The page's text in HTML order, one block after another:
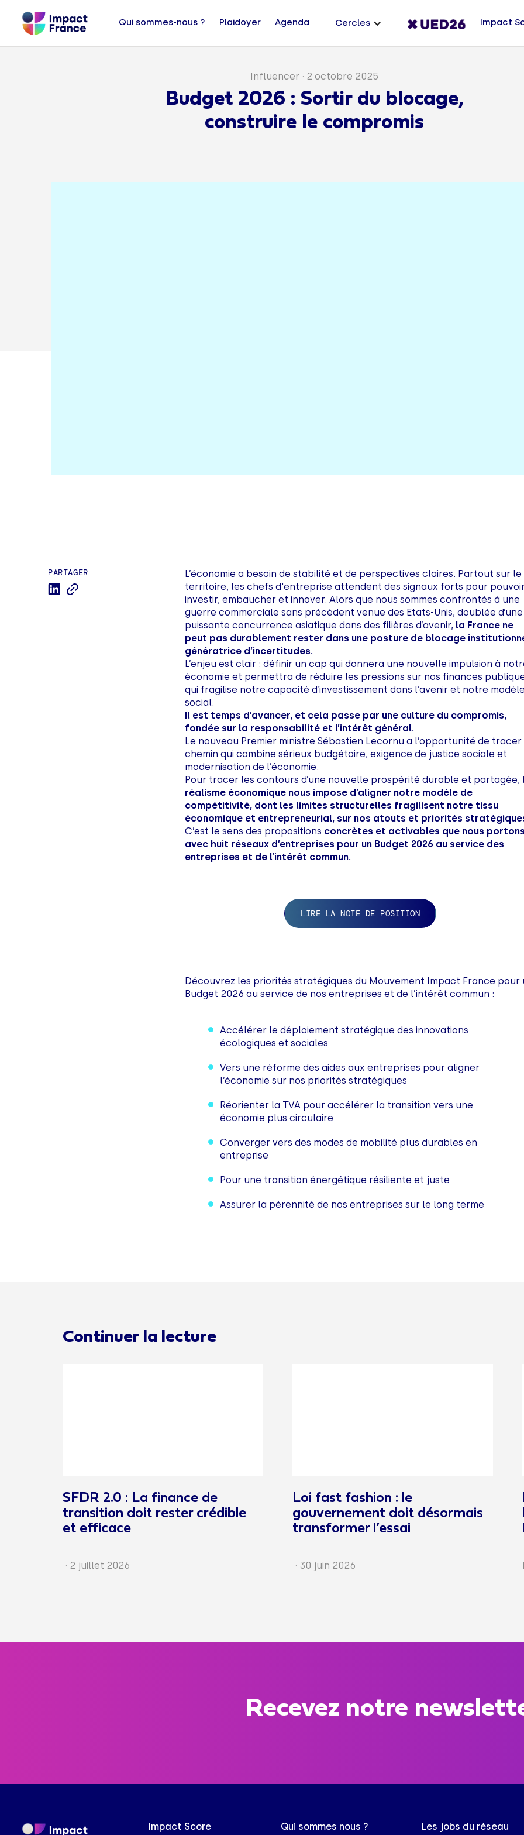
Qui sommes-nous ? Plaidoyer Agenda Cercles Impact
Influencer · 2 octobre 2025
Budget 2026 : Sortir du blocage,
construire le compromis
PARTAGER
L’économie a besoin de stabilité et de perspectives claires. Partout sur le
territoire, les chefs d'entreprise attendent des signaux forts pour
investir, embaucher et innover. Alors que nous sommes confrontés à une
guerre commerciale sans précédent venue des Etats-Unis, doublée d’une
puissante concurrence asiatique dans des filières d’avenir, la France ne
peut pas durablement rester dans une posture de blocage
génératrice d’incertitudes.
L’enjeu est clair : définir un cap qui donnera une nouvelle impulsion à
économie et permettra de réduire les pressions sur nos finances
qui fragilise notre capacité d’investissement dans l’avenir et notre modèle
social.
Il est temps d’avancer, et cela passe par une culture du compromis,
fondée sur la responsabilité et l’intérêt général.
Le nouveau Premier ministre Sébastien Lecornu a l’opportunité de tracer
chemin qui combine sérieux budgétaire, exigence de justice sociale et
modernisation de l’économie.
Pour tracer les contours d’une nouvelle prospérité durable et partagée,
réalisme économique nous impose d’aligner notre modèle de
compétitivité, dont les limites structurelles fragilisent notre tissu
économique et entrepreneurial, sur nos atouts et priorités
C’est le sens des propositions concrètes et activables que nous portons
avec huit réseaux d’entreprises pour un Budget 2026 au service des
entreprises et de l’intérêt commun.
LIRE LA NOTE DE POSITION
Découvrez les priorités stratégiques du Mouvement Impact France pour
Budget 2026 au service de nos entreprises et de l’intérêt commun :
Accélérer le déploiement stratégique des innovations
écologiques et sociales
Vers une réforme des aides aux entreprises pour aligner
l’économie sur nos priorités stratégiques
Réorienter la TVA pour accélérer la transition vers une
économie plus circulaire
Converger vers des modes de mobilité plus durables en
entreprise
Pour une transition énergétique résiliente et juste
Assurer la pérennité de nos entreprises sur le long terme
Continuer la lecture
SFDR 2.0 : La finance de
transition doit rester crédible
et efficace
· 2 juillet 2026
Loi fast fashion : le
gouvernement doit désormais
transformer l’essai
· 30 juin 2026
Recevez notre
Impact Score Qui sommes nous ? Les jobs du réseau
'Préférences de cookies' situé dans le pied de page.